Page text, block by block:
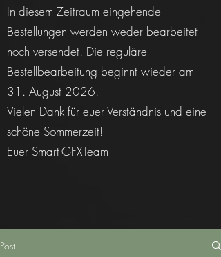
In diesem Zeitraum eingehende
Bestellungen werden weder bearbeitet
noch versendet. Die reguläre
Bestellbearbeitung beginnt wieder am
31. August 2026.
Vielen Dank für euer Verständnis und eine
schöne Sommerzeit!
Euer Smart-GFX-Team
Post